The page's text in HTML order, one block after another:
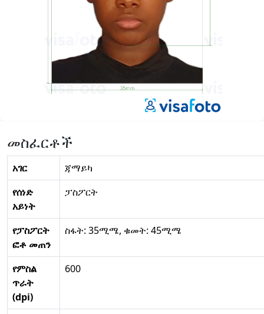
መስፈርቶች
አገር
ጃማይካ
የሰነድ
አይነት
ፓስፖርት
የፓስፖርት
ፎቶ መጠን
ስፋት: 35ሚሜ, ቁመት: 45ሚሜ
የምስል
ጥራት
(dpi)
600